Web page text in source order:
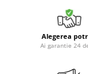
Alegerea
Ai garantie 24